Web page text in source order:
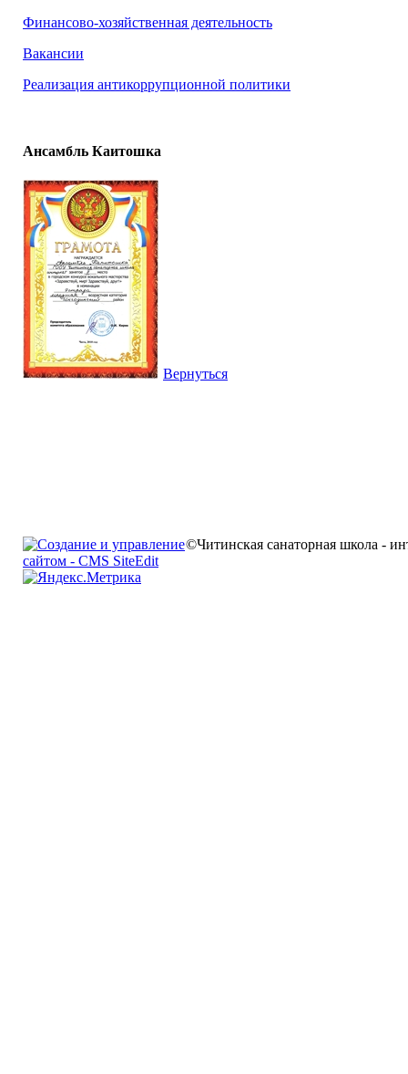
Финансово-хозяйственная деятельность
Вакансии
Реализация антикоррупционной политики
Ансамбль Каитошка
Вернуться
©Читинская санаторная школа -